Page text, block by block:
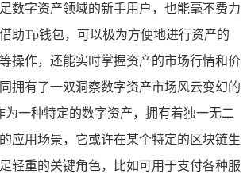
数字资产领域的新手用户，也能毫不费力
助Tp钱包，可以极为方便地进行资产的
操作，还能实时掌握资产的市场行情和价
拥有了一双洞察数字资产市场风云变幻的
为一种特定的数字资产，拥有着独一无二
应用场景，它或许在某个特定的区块链生
轻重的关键角色，比如可用于支付各种服